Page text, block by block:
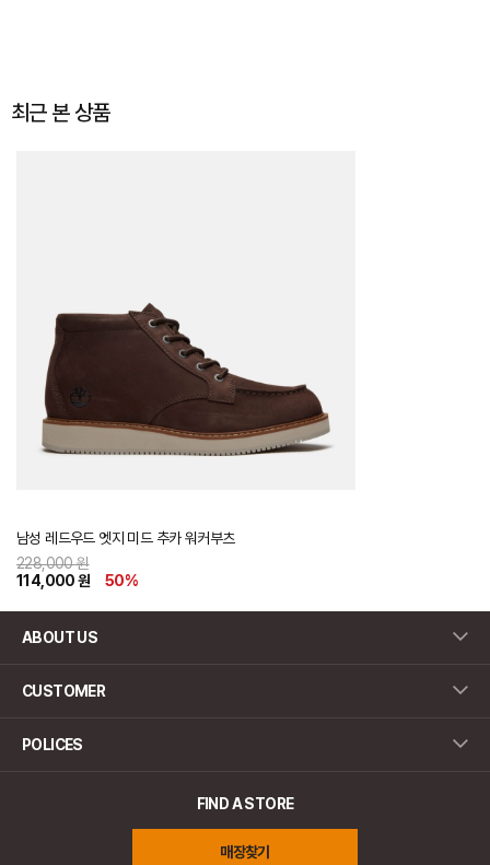
최근 본 상품
남성 레드우드 엣지 미드 추카 워커부츠
228,000 원
114,000 원
50%
ABOUT US
CUSTOMER
POLICES
FIND A STORE
매장찾기